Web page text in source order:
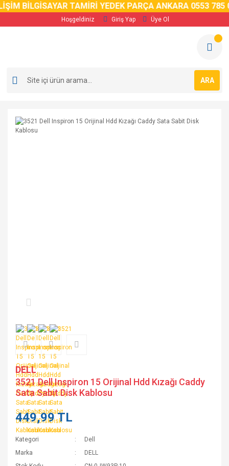
BİLGİSAYAR TAMİRİ YEDEK PARÇA ANKARA 0553 785 02
Hoşgeldiniz Giriş Yap Üye Ol
ARA
DELL
3521 Dell Inspiron 15 Orijinal Hdd Kızağı Caddy
Sata Sabit Disk Kablosu
449,99 TL
Kategori
Dell
Marka
DELL